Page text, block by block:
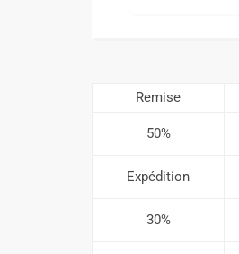
Remise
50%
Expédition
30%